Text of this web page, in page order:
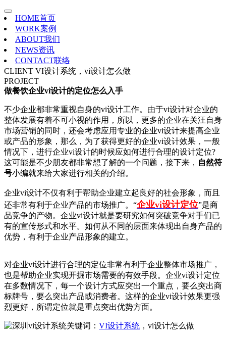
HOME首页
WORK案例
ABOUT我们
NEWS资讯
CONTACT联络
CLIENT VI设计系统，vi设计怎么做
PROJECT
做餐饮企业vi设计的定位怎么入手
不少企业都非常重视自身的vi设计工作。由于vi设计对企业的
整体发展有着不可小视的作用，所以，更多的企业在关汪自身
市场营销的同时，还会考虑应用专业的企业vi设计来提高企业
或产品的形象，那么，为了获得更好的企业vi设计效果，一般
情况下，进行企业vi设计的时候应如何进行合理的设计定位?
这可能是不少朋友都非常想了解的一个问题，接下来， 自然符
号小编就来给大家进行相关的介绍。
企业vi设计不仅有利于帮助企业建立起良好的社会形象，而且
还非常有利于企业产品的市场推广。“企业vi设计定位”是商
品竞争的产物。企业vi设计就是要研究如何突破竞争对手们已
有的宣传形式和水平。如何从不同的层面来体现出自身产品的
优势，有利于企业产品形象的建立。
对企业vi设计进行合理的定位非常有利于企业整体市场推广，
也是帮助企业实现开掘市场需要的有效手段。企业vi设计定位
在多数情况下，每一个设计方式应突出一个重点，要么突出商
标牌号，要么突出产品或消费者。这样的企业vi设计效果更强
烈更好，所谓定位就是重点突出优势方面。
关键词： VI设计系统 ，vi设计怎么做